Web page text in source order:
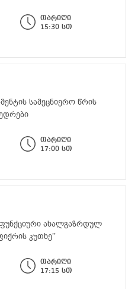
თარიღი
15:30 სთ
სამეცნიერო წრის
თარიღი
17:00 სთ
ახალგაზრდულ
კუთხე’’
თარიღი
17:15 სთ